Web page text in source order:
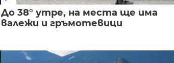
До 38° утре, на места ще има
валежи и гръмотевици